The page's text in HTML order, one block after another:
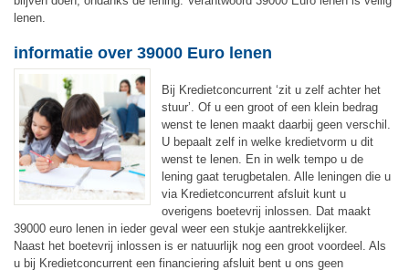
lenen.
informatie over 39000 Euro lenen
Bij Kredietconcurrent ‘zit u zelf achter het
stuur’. Of u een groot of een klein bedrag
wenst te lenen maakt daarbij geen verschil.
U bepaalt zelf in welke kredietvorm u dit
wenst te lenen. En in welk tempo u de
lening gaat terugbetalen. Alle leningen die u
via Kredietconcurrent afsluit kunt u
overigens boetevrij inlossen. Dat maakt
39000 euro lenen in ieder geval weer een stukje aantrekkelijker.
Naast het boetevrij inlossen is er natuurlijk nog een groot voordeel. Als
u bij Kredietconcurrent een financiering afsluit bent u ons geen